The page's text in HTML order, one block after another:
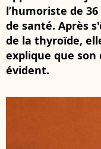
l’humoriste de
de santé. Après
de la thyroïde,
explique que son
évident.